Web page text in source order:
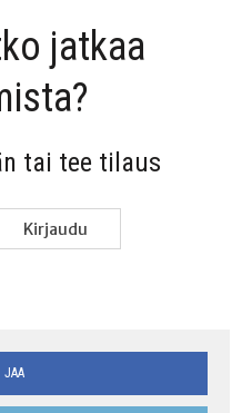
jat­kaa
tai tee tilaus
Kir­jau­du
JAA